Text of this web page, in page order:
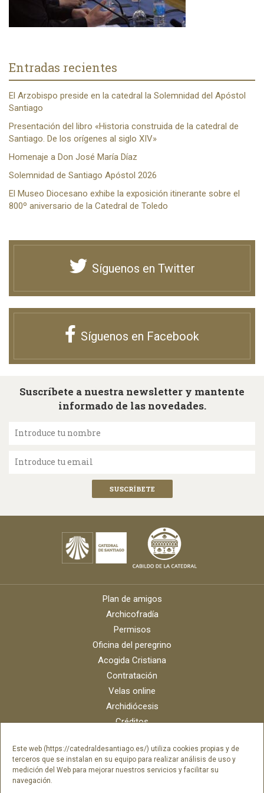
Este web (https://catedraldesantiago.es/) utiliza cookies propias y de
terceros que se instalan en su equipo para realizar análisis de uso y
medición del Web para mejorar nuestros servicios y facilitar su
navegación.
Entradas recientes
El Arzobispo preside en la catedral la Solemnidad del Apóstol
Santiago
Presentación del libro «Historia construida de la catedral de
Santiago. De los orígenes al siglo XIV»
Homenaje a Don José María Díaz
Solemnidad de Santiago Apóstol 2026
El Museo Diocesano exhibe la exposición itinerante sobre el
800º aniversario de la Catedral de Toledo
Síguenos en Twitter
Síguenos en Facebook
Suscríbete a nuestra newsletter y mantente
informado de las novedades.
Introduce tu nombre
Introduce tu email
Plan de amigos
Archicofradía
Permisos
Oficina del peregrino
Acogida Cristiana
Contratación
Velas online
Archidiócesis
Créditos
Contacto
Portal del empleado SAMI Catedral